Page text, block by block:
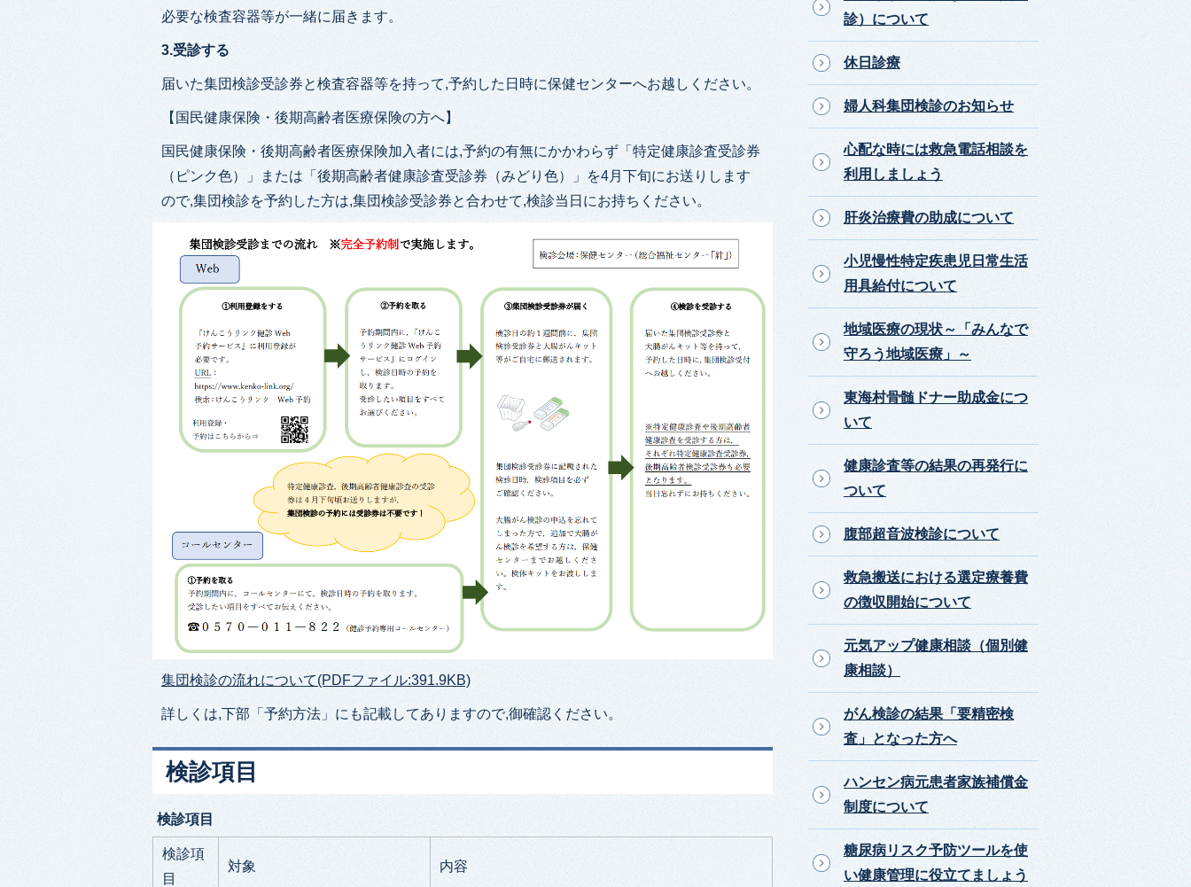
必要な検査容器等が一緒に届きます。
3.受診する
届いた集団検診受診券と検査容器等を持って,予約した日時に保健センターへお越しください。
【国民健康保険・後期高齢者医療保険の方へ】
国民健康保険・後期高齢者医療保険加入者には,予約の有無にかかわらず「特定健康診査受診券
（ピンク色）」または「後期高齢者健康診査受診券（みどり色）」を4月下旬にお送りします
ので,集団検診を予約した方は,集団検診受診券と合わせて,検診当日にお持ちください。
集団検診の流れについて(PDFファイル:391.9KB)
詳しくは,下部「予約方法」にも記載してありますので,御確認ください。
検診項目
検診項目
検診項
目
対象 内容
診）について
休日診療
婦人科集団検診のお知らせ
心配な時には救急電話相談を
利用しましょう
肝炎治療費の助成について
小児慢性特定疾患児日常生活
用具給付について
地域医療の現状～「みんなで
守ろう地域医療」～
東海村骨髄ドナー助成金につ
いて
健康診査等の結果の再発行に
ついて
腹部超音波検診について
救急搬送における選定療養費
の徴収開始について
元気アップ健康相談（個別健
康相談）
がん検診の結果「要精密検
査」となった方へ
ハンセン病元患者家族補償金
制度について
糖尿病リスク予防ツールを使
い健康管理に役立てましょう